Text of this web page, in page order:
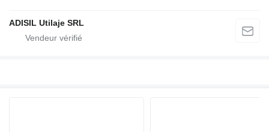
ADISIL Utilaje SRL